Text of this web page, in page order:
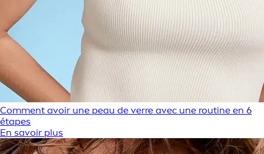
Comment avoir une peau de verre avec une routine en 6
étapes
En savoir plus